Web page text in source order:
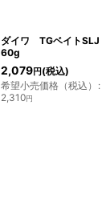
ダイワ TGベイトSLJ
60g
2,079円(税込)
希望小売価格（税込） :
2,310円